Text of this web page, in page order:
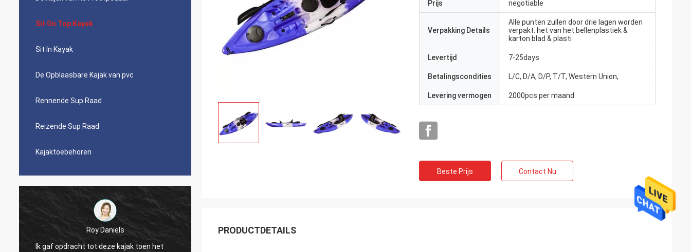
Sit On Top Kayak
Sit In Kayak
De Opblaasbare Kajak van pvc
Rennende Sup Raad
Reizende Sup Raad
Kajaktoebehoren
Roy Daniels
Ik gaf opdracht tot deze kajak toen het
Ken
Prijs negotiable
Verpakking Details
Alle punten zullen door drie lagen worden
verpakt. het van het bellenplastiek &
karton blad & plasti
Levertijd 7-25days
Betalingscondities L/C, D/A, D/P, T/T, Western Union,
Levering vermogen 2000pcs per maand
Beste Prijs Contact Nu
PRODUCTDETAILS